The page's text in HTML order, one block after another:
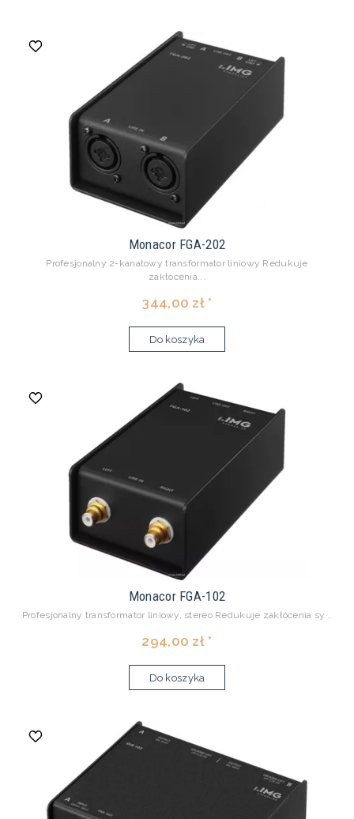
Monacor FGA-202
Profesjonalny 2-kanałowy transformator liniowy Redukuje
zakłócenia...
344,00 zł *
Do koszyka
Monacor FGA-102
Profesjonalny transformator liniowy, stereo Redukuje zakłócenia sy...
294,00 zł *
Do koszyka